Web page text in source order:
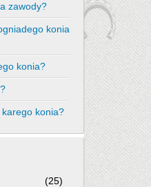
zawody?
konia
konia?
karego konia?
(25)